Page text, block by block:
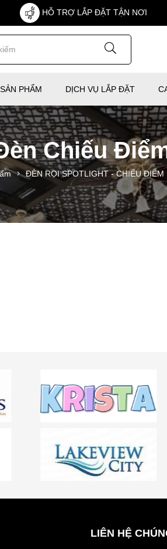
HỖ TRỢ LẮP ĐẶT TẬN NƠI
SẢN PHẨM DỊCH VỤ LẮP ĐẶT
Chiếu
ĐÈN RỌI SPOTLIGHT - CHIẾU ĐIỂM
LIÊN HỆ